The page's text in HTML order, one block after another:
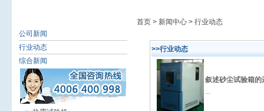
公司新闻
行业动态
综合新闻
首页 > 新闻中心 > 行业动态
>>行业动态
叙述砂尘试验箱的
...